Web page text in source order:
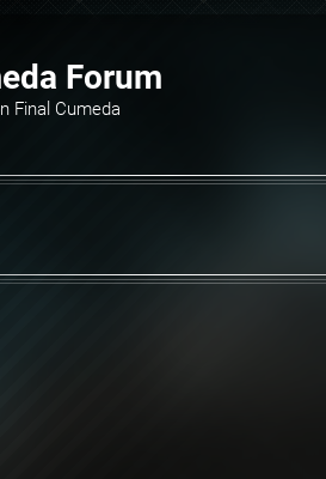
Forum
Final Cumeda